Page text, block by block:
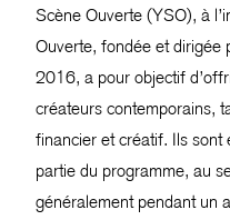
Scène Ouverte (YSO), à
Ouverte, fondée et dirigée
2016, a pour objectif
créateurs contemporains,
financier et créatif. Ils sont
partie du programme, au
généralement pendant un